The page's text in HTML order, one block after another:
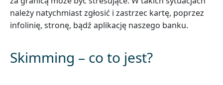
należy natychmiast zgłosić i zastrzec kartę, poprzez
infolinię, stronę, bądź aplikację naszego banku.
Skimming – co to jest?